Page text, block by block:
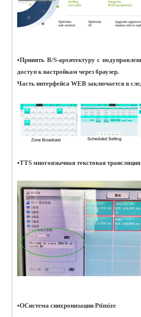
•Принять B/S-архитектуру с
доступ к настройкам через браузер.
Часть интерфейса WEB заключается в
•TTS многоязычная текстовая трансляция
•ОСистема синхронизации Ptimize